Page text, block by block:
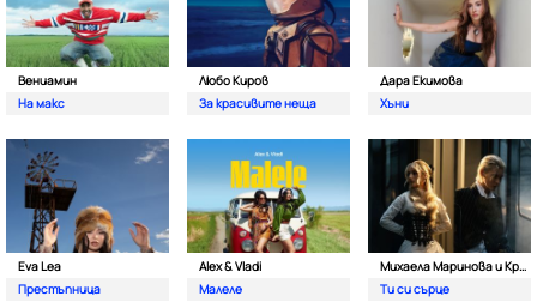
Вениамин
На макс
Любо Киров
За красивите неща
Дара Екимова
Хъни
Eva Lea
Престъпница
Alex & Vladi
Малеле
Михаела Маринова и Кристиан Костов
Ти си сърце